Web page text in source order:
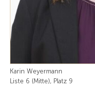
Karin Weyermann
Liste 6 (Mitte), Platz 9